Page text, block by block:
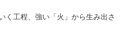
く工程、強い「火」から生み出さ